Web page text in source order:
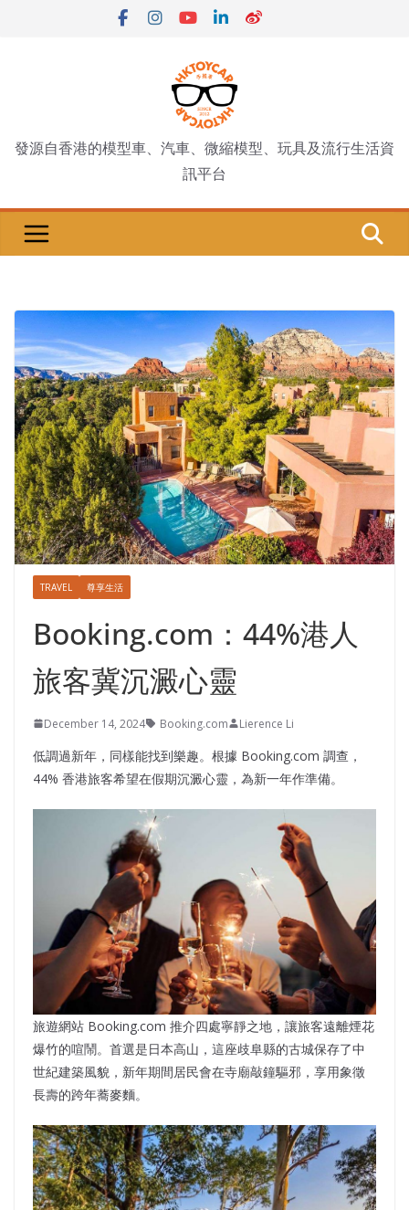
發源自香港的模型車、汽車、微縮模型、玩具及流行生活資
訊平台
TRAVEL 尊享生活
Booking.com：44%港人
旅客冀沉澱心靈
December 14, 2024 Booking.com Lierence Li
低調過新年，同樣能找到樂趣。根據 Booking.com 調查，
44% 香港旅客希望在假期沉澱心靈，為新一年作準備。
旅遊網站 Booking.com 推介四處寧靜之地，讓旅客遠離煙花
爆竹的喧鬧。首選是日本高山，這座歧阜縣的古城保存了中
世紀建築風貌，新年期間居民會在寺廟敲鐘驅邪，享用象徵
長壽的跨年蕎麥麵。